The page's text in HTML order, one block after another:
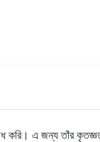
এ জন্য তাঁর কৃতজ্ঞতা